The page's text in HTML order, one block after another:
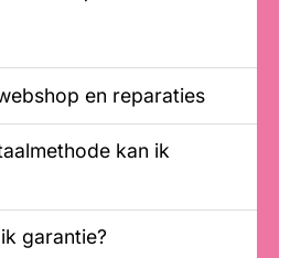
en reparaties
kan ik
garantie?